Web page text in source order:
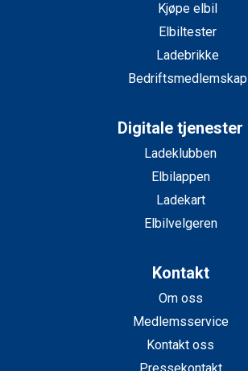
Kjøpe elbil
Elbiltester
Ladebrikke
Bedriftsmedlemskap
Digitale tjenester
Ladeklubben
Elbilappen
Ladekart
Elbilvelgeren
Kontakt
Om oss
Medlemsservice
Kontakt oss